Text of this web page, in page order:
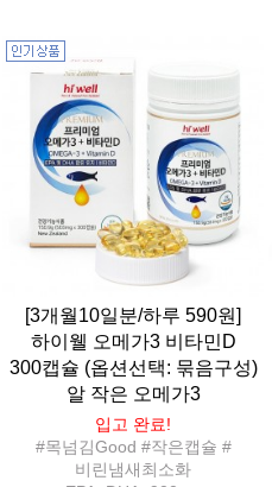
[3개월10일분/하루 590원]
하이웰 오메가3 비타민D
300캡슐 (옵션선택: 묶음구성)
알 작은 오메가3
입고 완료!
#목넘김Good #작은캡슐 #
비린냄새최소화